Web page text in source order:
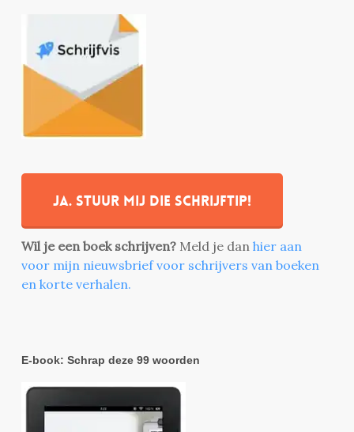
Ja. stuur mij die schrijftip!
Wil je een boek schrijven? Meld je dan hier aan
voor mijn nieuwsbrief voor schrijvers van boeken
en korte verhalen.
E-book: Schrap deze 99 woorden